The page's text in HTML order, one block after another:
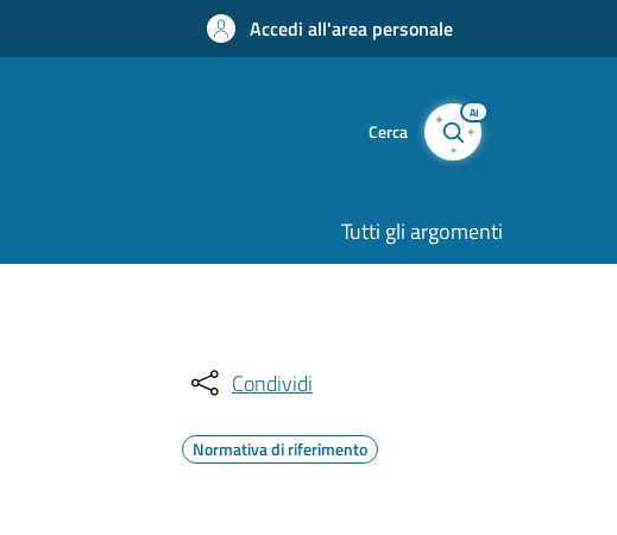
Accedi all'area personale
Cerca
AI
Tutti gli argomenti
Condividi
Normativa di riferimento